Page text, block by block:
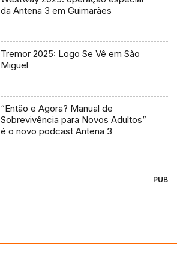
da Antena 3 em Guimarães
Tremor 2025: Logo Se Vê em São
Miguel
“Então e Agora? Manual de
Sobrevivência para Novos Adultos”
é o novo podcast Antena 3
PUB